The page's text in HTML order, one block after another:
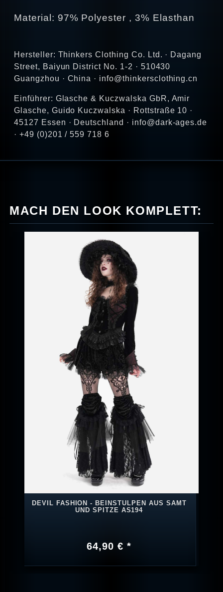
Material: 97% Polyester , 3% Elasthan
Hersteller: Thinkers Clothing Co. Ltd. · Dagang
Street, Baiyun District No. 1-2 · 510430
Guangzhou · China · info@thinkersclothing.cn
Einführer: Glasche & Kuczwalska GbR, Amir
Glasche, Guido Kuczwalska · Rottstraße 10 ·
45127 Essen · Deutschland · info@dark-ages.de
· +49 (0)201 / 559 718 6
MACH DEN LOOK KOMPLETT:
DEVIL FASHION - BEINSTULPEN AUS SAMT
UND SPITZE AS194
64,90 € *